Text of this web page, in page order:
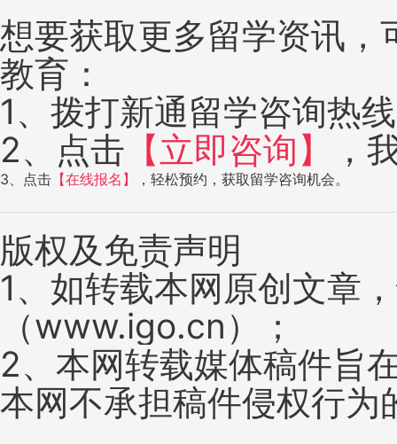
想要获取更多留学资讯
教育：
1、拨打新通留学咨询热
2、点击 【立即咨询】 ，
3、点击 【在线报名】 ，轻松预约，获取留学咨询机会。
版权及免责声明
1、如转载本网原创文章
（www.igo.cn）；
2、本网转载媒体稿件旨
本网不承担稿件侵权行为